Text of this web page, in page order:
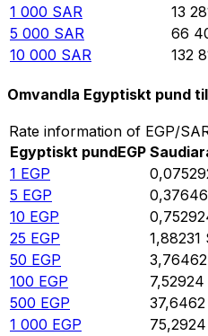
1 000 SAR 13
5 000 SAR 66
10 000 SAR 132
Omvandla Egyptiskt pund
Rate information of EGP/
Egyptiskt pundEGP
1 EGP
5 EGP
10 EGP
25 EGP 1,88231
50 EGP 3,76462
100 EGP 7,52924
500 EGP 37,6462
1 000 EGP 75,2924